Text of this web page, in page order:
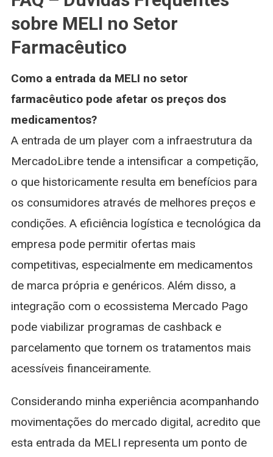
sobre MELI no Setor
Farmacêutico
Como a entrada da MELI no setor
farmacêutico pode afetar os preços dos
medicamentos?
A entrada de um player com a infraestrutura da
MercadoLibre tende a intensificar a competição,
o que historicamente resulta em benefícios para
os consumidores através de melhores preços e
condições. A eficiência logística e tecnológica da
empresa pode permitir ofertas mais
competitivas, especialmente em medicamentos
de marca própria e genéricos. Além disso, a
integração com o ecossistema Mercado Pago
pode viabilizar programas de cashback e
parcelamento que tornem os tratamentos mais
acessíveis financeiramente.
Considerando minha experiência acompanhando
movimentações do mercado digital, acredito que
esta entrada da MELI representa um ponto de